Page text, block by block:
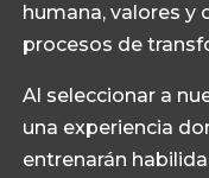
humana, valores
procesos de
Al seleccionar a
una experiencia
entrenarán